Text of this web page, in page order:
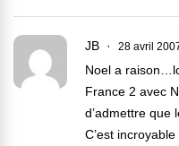
JB 28 avril
Noel a
France 2 avec
d’admettre que
C’est